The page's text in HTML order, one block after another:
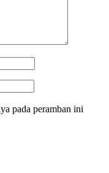
pada peramban ini